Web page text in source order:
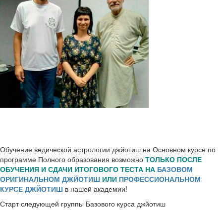
Обучение ведической астрологии джйотиш на Основном курсе по
программе Полного образования возможно ТОЛЬКО ПОСЛЕ
ОБУЧЕНИЯ И СДАЧИ ИТОГОВОГО ТЕСТА НА БАЗОВОМ
ОРИГИНАЛЬНОМ ДЖЙОТИШ ИЛИ ПРОФЕССИОНАЛЬНОМ
КУРСЕ ДЖЙОТИШ в нашей академии!
Старт следующей группы Базового курса джйотиш